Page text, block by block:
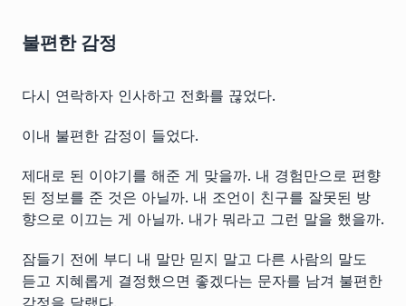
불편한 감정
다시 연락하자 인사하고 전화를 끊었다.
이내 불편한 감정이 들었다.
제대로 된 이야기를 해준 게 맞을까. 내 경험만으로 편향
된 정보를 준 것은 아닐까. 내 조언이 친구를 잘못된 방
향으로 이끄는 게 아닐까. 내가 뭐라고 그런 말을 했을까.
잠들기 전에 부디 내 말만 믿지 말고 다른 사람의 말도
듣고 지혜롭게 결정했으면 좋겠다는 문자를 남겨 불편한
감정을 달랬다.